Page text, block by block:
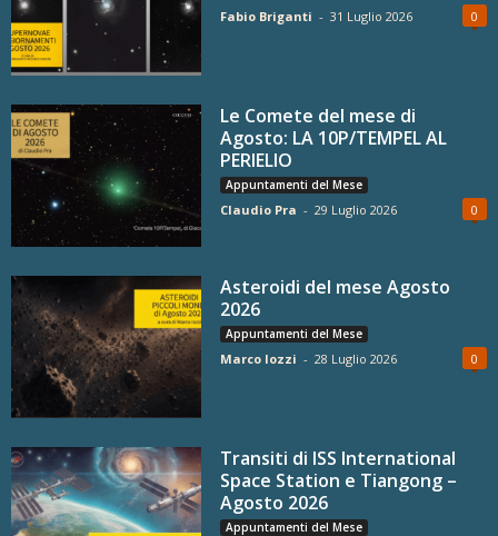
Fabio Briganti - 31 Luglio 2026 0
Le Comete del mese di
Agosto: LA 10P/TEMPEL AL
PERIELIO
Appuntamenti del Mese
Claudio Pra - 29 Luglio 2026 0
Asteroidi del mese Agosto
2026
Appuntamenti del Mese
Marco Iozzi - 28 Luglio 2026 0
Transiti di ISS International
Space Station e Tiangong –
Agosto 2026
Appuntamenti del Mese